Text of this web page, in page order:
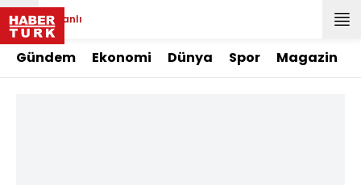
Canlı
Gündem Ekonomi Dünya Spor Magazin